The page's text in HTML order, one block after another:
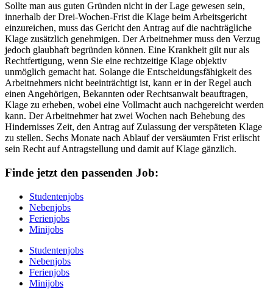
Sollte man aus guten Gründen nicht in der Lage gewesen sein,
innerhalb der Drei-Wochen-Frist die Klage beim Arbeitsgericht
einzureichen, muss das Gericht den Antrag auf die nachträgliche
Klage zusätzlich genehmigen. Der Arbeitnehmer muss den Verzug
jedoch glaubhaft begründen können. Eine Krankheit gilt nur als
Rechtfertigung, wenn Sie eine rechtzeitige Klage objektiv
unmöglich gemacht hat. Solange die Entscheidungsfähigkeit des
Arbeitnehmers nicht beeinträchtigt ist, kann er in der Regel auch
einen Angehörigen, Bekannten oder Rechtsanwalt beauftragen,
Klage zu erheben, wobei eine Vollmacht auch nachgereicht werden
kann. Der Arbeitnehmer hat zwei Wochen nach Behebung des
Hindernisses Zeit, den Antrag auf Zulassung der verspäteten Klage
zu stellen. Sechs Monate nach Ablauf der versäumten Frist erlischt
sein Recht auf Antragstellung und damit auf Klage gänzlich.
Finde jetzt den passenden Job:
Studentenjobs
Nebenjobs
Ferienjobs
Minijobs
Studentenjobs
Nebenjobs
Ferienjobs
Minijobs